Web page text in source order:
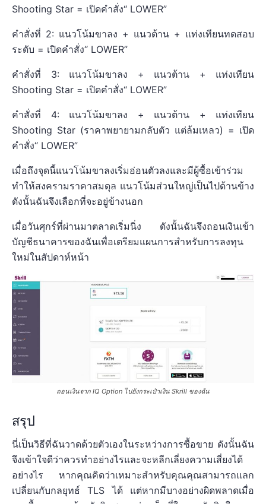
Shooting Star = เปิดคำสั่ง“ LOWER”
คำสั่งที่ 2: แนวโน้มขาลง + แนวต้าน + แท่งเทียนทดสอบ
ระดับ = เปิดคำสั่ง“ LOWER”
คำสั่งที่ 3: แนวโน้มขาลง + แนวต้าน + แท่งเทียน
Shooting Star = เปิดคำสั่ง“ LOWER”
คำสั่งที่ 4: แนวโน้มขาลง + แนวต้าน + แท่งเทียน
Shooting Star (ราคาพยายามกลับตัว แต่ล้มเหลว) = เปิด
คำสั่ง“ LOWER”
เมื่อถึงจุดนี้แนวโน้มขาลงเริ่มอ่อนตัวลงและมีผู้ซื้อเข้าร่วม
ทำให้สงครามราคาสมดุล แนวโน้มส่วนใหญ่เป็นไปด้านข้าง
ดังนั้นฉันจึงเลือกที่จะอยู่ข้างนอก
เมื่อวันศุกร์ที่ผ่านมาตลาดเริ่มนิ่ง ดังนั้นฉันจึงถอนเงินเข้า
บัญชีธนาคารของฉันเพื่อเตรียมแผนการสำหรับการลงทุน
ใหม่ในสัปดาห์หน้า
ถอนเงินจาก IQ Option ไปยังกระเป๋าเงิน Skrill ของฉัน
สรุป
นี่เป็นวิธีที่ฉันวาดด้วยตัวเองในระหว่างการซื้อขาย ดังนั้นฉัน
จึงเข้าใจดีว่าควรทำอย่างไรและจะหลีกเลี่ยงความเสี่ยงได้
อย่างไร หากคุณคิดว่าเหมาะสำหรับคุณคุณสามารถแลก
เปลี่ยนกับกลยุทธ์ TLS ได้ แต่หากมีบางอย่างผิดพลาดเมื่อ